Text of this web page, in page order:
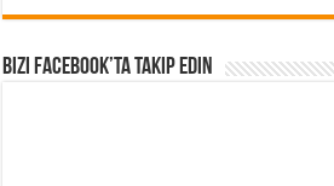
Bizi Facebook’ta Takip Edin